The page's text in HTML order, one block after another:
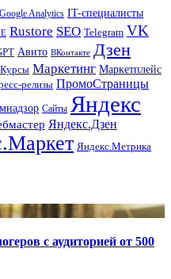
Google Analytics IT-специалисты
Rustore SEO Telegram VK
Авито ВКонтакте Дзен
Курсы Маркетинг Маркетплейс
релизы ПромоСтраницы
Сайты Яндекс
Яндекс.Дзен
Яндекс.Метрика
с аудиторией от 500